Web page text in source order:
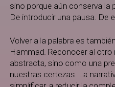
sino porque aún conserva la
De introducir una pausa. De
Volver a la palabra es
Hammad. Reconocer al
abstracta, sino como una
nuestras certezas. La